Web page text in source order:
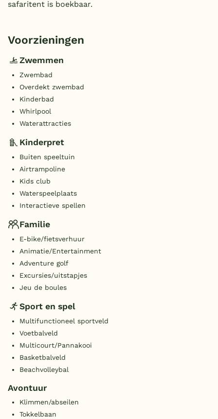
safaritent is boekbaar.
Voorzieningen
Zwemmen
Zwembad
Overdekt zwembad
Kinderbad
Whirlpool
Waterattracties
Kinderpret
Buiten speeltuin
Airtrampoline
Kids club
Waterspeelplaats
Interactieve spellen
Familie
E-bike/fietsverhuur
Animatie/Entertainment
Adventure golf
Excursies/uitstapjes
Jeu de boules
Sport en spel
Multifunctioneel sportveld
Voetbalveld
Multicourt/Pannakooi
Basketbalveld
Beachvolleybal
Avontuur
Klimmen/abseilen
Tokkelbaan